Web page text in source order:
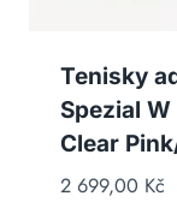
Tenisky
Spezial
Clear
2 699,00 Kč